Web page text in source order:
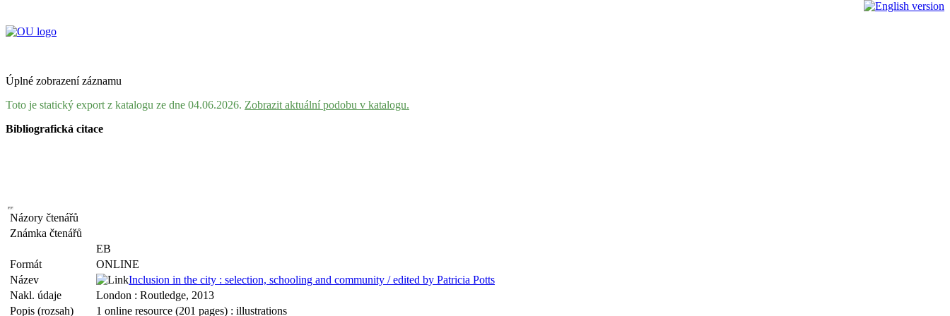
Úplné zobrazení záznamu
Toto je statický export z katalogu ze dne 04.06.2026. Zobrazit aktuální podobu v katalogu.
Bibliografická citace
Názory čtenářů
Známka čtenářů
EB
Formát
ONLINE
Název
Inclusion in the city : selection, schooling and community / edited by Patricia Potts
Nakl. údaje
London : Routledge, 2013
Popis (rozsah)
1 online resource (201 pages) : illustrations